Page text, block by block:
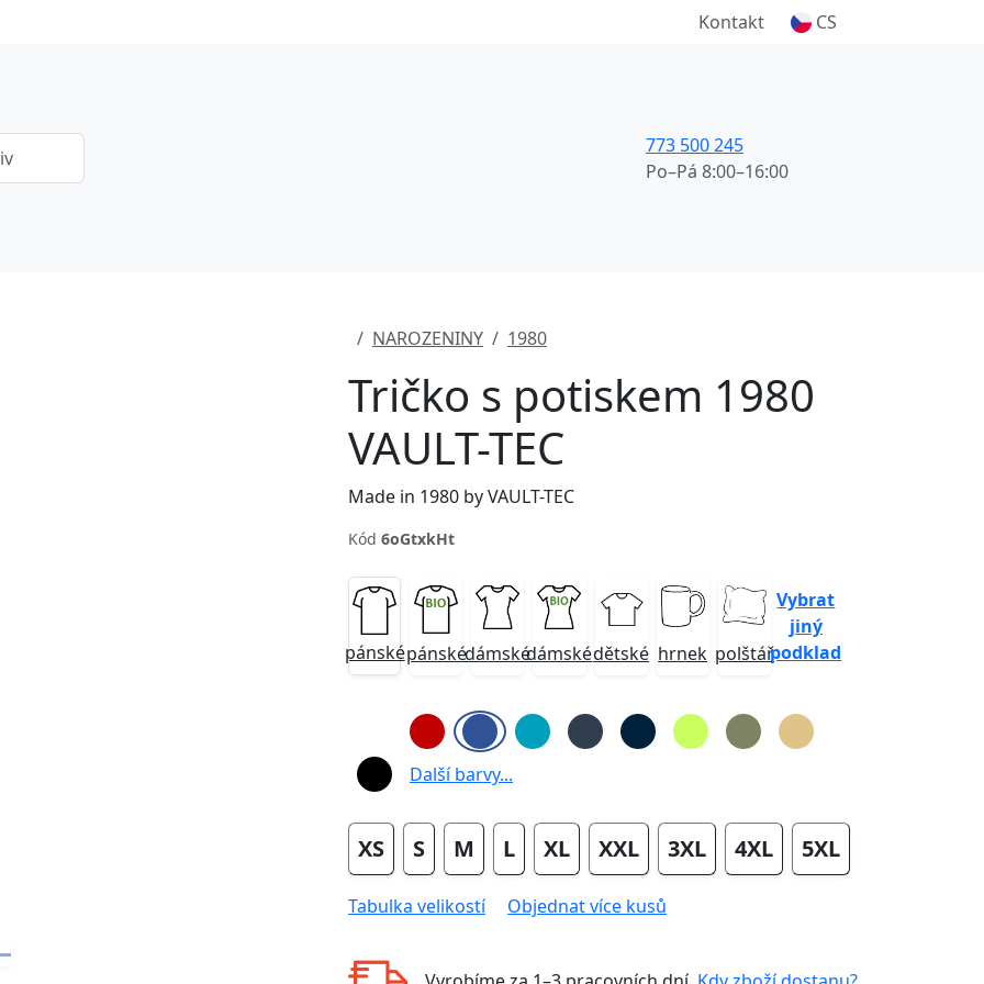
Kontakt CS
773 500 245
Po–Pá 8:00–16:00
NAROZENINY 1980
Tričko s potiskem 1980
VAULT-TEC
Made in 1980 by VAULT-TEC
Kód 6oGtxkHt
pánsképánskédámskédámskédětské hrnek polštář
Vybrat
jiný
podklad
Další barvy...
XS S M L XL XXL 3XL 4XL 5XL
Tabulka velikostí Objednat více kusů